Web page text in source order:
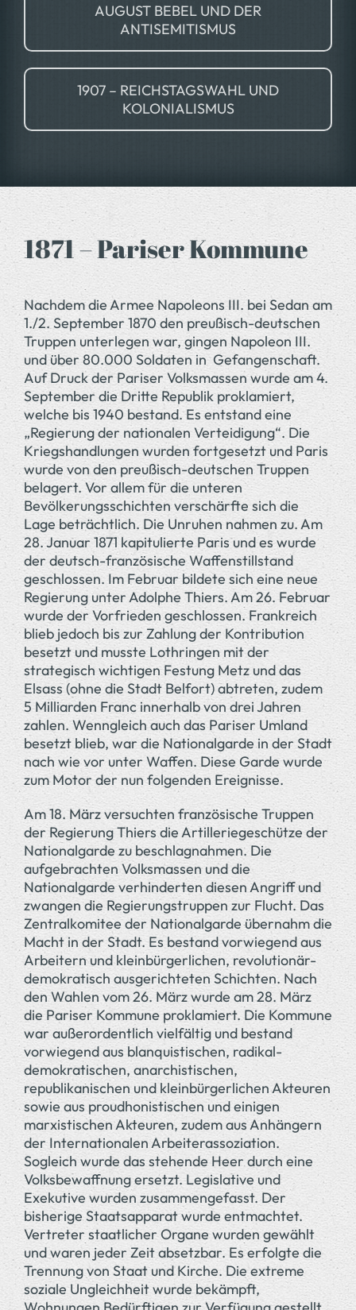
AUGUST BEBEL UND DER
ANTISEMITISMUS
1907 – REICHSTAGSWAHL UND
KOLONIALISMUS
1871 – Pariser Kommune
Nachdem die Armee Napoleons III. bei Sedan am
1./2. September 1870 den preußisch-deutschen
Truppen unterlegen war, gingen Napoleon III.
und über 80.000 Soldaten in Gefangenschaft.
Auf Druck der Pariser Volksmassen wurde am 4.
September die Dritte Republik proklamiert,
welche bis 1940 bestand. Es entstand eine
„Regierung der nationalen Verteidigung“. Die
Kriegshandlungen wurden fortgesetzt und Paris
wurde von den preußisch-deutschen Truppen
belagert. Vor allem für die unteren
Bevölkerungsschichten verschärfte sich die
Lage beträchtlich. Die Unruhen nahmen zu. Am
28. Januar 1871 kapitulierte Paris und es wurde
der deutsch-französische Waffenstillstand
geschlossen. Im Februar bildete sich eine neue
Regierung unter Adolphe Thiers. Am 26. Februar
wurde der Vorfrieden geschlossen. Frankreich
blieb jedoch bis zur Zahlung der Kontribution
besetzt und musste Lothringen mit der
strategisch wichtigen Festung Metz und das
Elsass (ohne die Stadt Belfort) abtreten, zudem
5 Milliarden Franc innerhalb von drei Jahren
zahlen. Wenngleich auch das Pariser Umland
besetzt blieb, war die Nationalgarde in der Stadt
nach wie vor unter Waffen. Diese Garde wurde
zum Motor der nun folgenden Ereignisse.
Am 18. März versuchten französische Truppen
der Regierung Thiers die Artilleriegeschütze der
Nationalgarde zu beschlagnahmen. Die
aufgebrachten Volksmassen und die
Nationalgarde verhinderten diesen Angriff und
zwangen die Regierungstruppen zur Flucht. Das
Zentralkomitee der Nationalgarde übernahm die
Macht in der Stadt. Es bestand vorwiegend aus
Arbeitern und kleinbürgerlichen, revolutionär-
demokratisch ausgerichteten Schichten. Nach
den Wahlen vom 26. März wurde am 28. März
die Pariser Kommune proklamiert. Die Kommune
war außerordentlich vielfältig und bestand
vorwiegend aus blanquistischen, radikal-
demokratischen, anarchistischen,
republikanischen und kleinbürgerlichen Akteuren
sowie aus proudhonistischen und einigen
marxistischen Akteuren, zudem aus Anhängern
der Internationalen Arbeiterassoziation.
Sogleich wurde das stehende Heer durch eine
Volksbewaffnung ersetzt. Legislative und
Exekutive wurden zusammengefasst. Der
bisherige Staatsapparat wurde entmachtet.
Vertreter staatlicher Organe wurden gewählt
und waren jeder Zeit absetzbar. Es erfolgte die
Trennung von Staat und Kirche. Die extreme
soziale Ungleichheit wurde bekämpft,